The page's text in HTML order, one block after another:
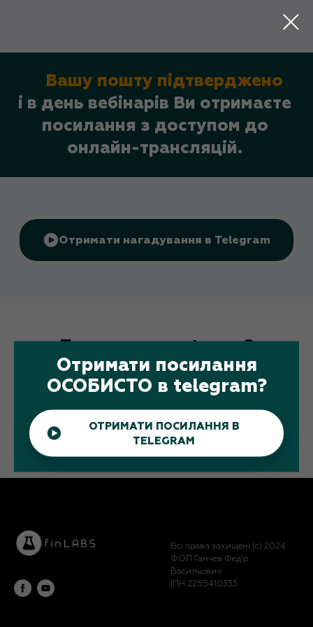
Вашу пошту підтверджено
і в день вебінарів Ви отримаєте
посилання з доступом до
онлайн-трансляцій.
Отримати нагадування в Telegram
Отримати посилання
ОСОБИСТО в telegram?
ОТРИМАТИ ПОСИЛАННЯ В
TELEGRAM
Будемо на звʼязку?
Підписуйтесь
Всі права захищені (с) 2024
ФОП Ганчев Федір
Васильович
ІПН 2255410333